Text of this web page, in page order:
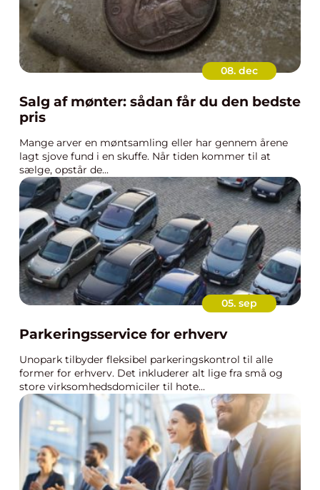
08. dec
Salg af mønter: sådan får du den bedste
pris
Mange arver en møntsamling eller har gennem årene
lagt sjove fund i en skuffe. Når tiden kommer til at
sælge, opstår de...
05. sep
Parkeringsservice for erhverv
Unopark tilbyder fleksibel parkeringskontrol til alle
former for erhverv. Det inkluderer alt lige fra små og
store virksomhedsdomiciler til hote...